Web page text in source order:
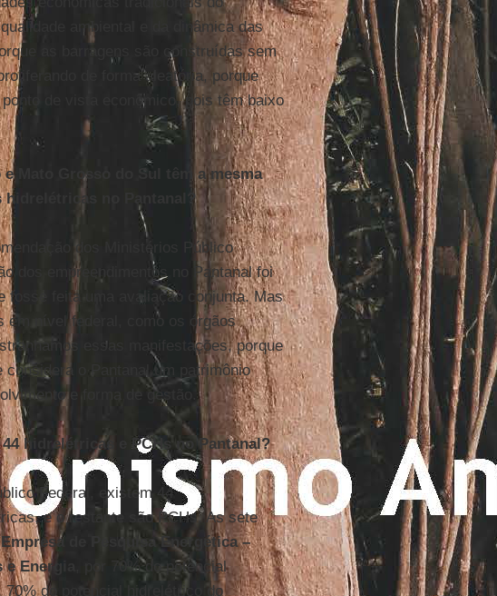
ambiental e da dinâmica das
as barragens são construídas sem
de forma aleatória, porque
de vista econômico, pois têm baixo
Mato Grosso do Sul têm a mesma
hidrelétricas no Pantanal?
dos Ministérios Público
dos empreendimentos no Pantanal foi
fosse feita uma avaliação conjunta. Mas
em nível federal, como os órgãos
essas manifestações, porque
considera o Pantanal um patrimônio
e forma de gestão.
hidrelétricas e PCHs no Pantanal?
Federal, existem 44
e o restante são PCHs. As sete
Empresa de Pesquisa Energética –
Energia
, por 70% do potencial
70% do potencial hidrelétrico do